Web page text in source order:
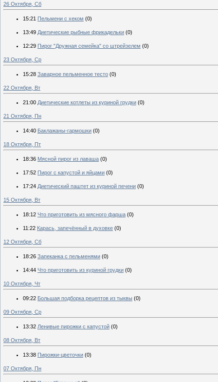
26 Октября, Сб
15:21 Пельмени с хеком (0)
13:49 Диетические рыбные фрикадельки (0)
12:29 Пирог "Дружная семейка" со штрейзелем (0)
23 Октября, Ср
15:28 Заварное пельменное тесто (0)
22 Октября, Вт
21:00 Диетические котлеты из куриной грудки (0)
21 Октября, Пн
14:40 Баклажаны-гармошки (0)
18 Октября, Пт
18:36 Мясной пирог из лаваша (0)
17:52 Пирог с капустой и яйцами (0)
17:24 Диетический паштет из куриной печени (0)
15 Октября, Вт
18:12 Что приготовить из мясного фарша (0)
11:22 Карась, запечённый в духовке (0)
12 Октября, Сб
18:26 Запеканка с пельменями (0)
14:44 Что приготовить из куриной грудки (0)
10 Октября, Чт
09:22 Большая подборка рецептов из тыквы (0)
09 Октября, Ср
13:32 Ленивые пирожки с капустой (0)
08 Октября, Вт
13:38 Пирожки-цветочки (0)
07 Октября, Пн